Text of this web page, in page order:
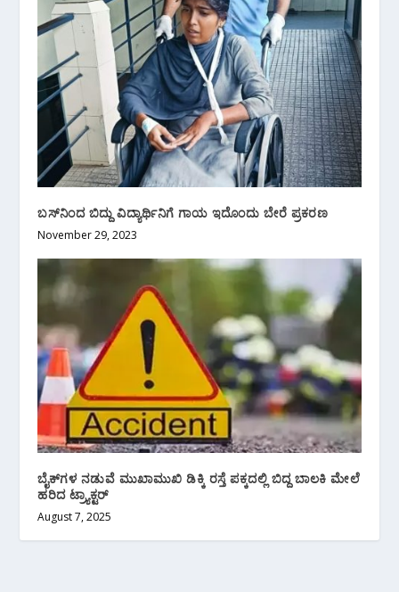
ಬಸ್‌ನಿಂದ ಬಿದ್ದು ವಿದ್ಯಾರ್ಥಿನಿಗೆ ಗಾಯ ಇದೊಂದು ಬೇರೆ ಪ್ರಕರಣ
November 29, 2023
ಬೈಕ್‌ಗಳ ನಡುವೆ ಮುಖಾಮುಖಿ ಡಿಕ್ಕಿ ರಸ್ತೆ ಪಕ್ಕದಲ್ಲಿ ಬಿದ್ದ ಬಾಲಕಿ ಮೇಲೆ
ಹರಿದ ಟ್ರ್ಯಾಕ್ಟರ್
August 7, 2025